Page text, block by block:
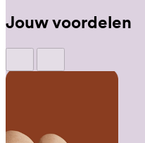
Jouw voordelen